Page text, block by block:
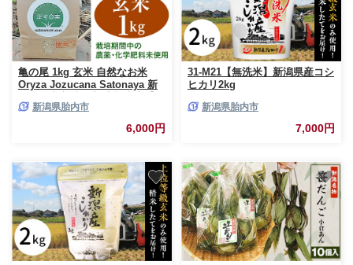
亀の尾 1kg 玄米 自然なお米
Oryza Jozucana Satonaya 新
すの実】
新潟県胎内市
6,000円
31-M21【無洗米】新潟県産コシ
ヒカリ2kg
新潟県胎内市
7,000円